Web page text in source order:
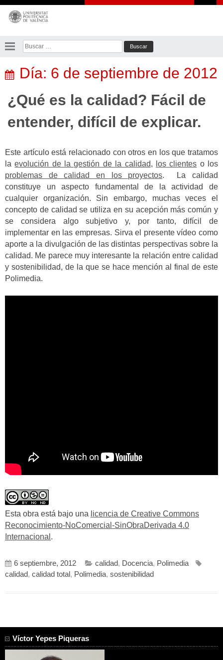
Saltar
contenido
Buscar:
Día: 6 de septiembre de 2012
¿Qué es la calidad? Fácil de
entender, difícil de explicar.
Este artículo está relacionado con otros en los que tratamos
laevolución de la gestión de la calidad, los clientes o los
problemas de calidad en los proyectos. La calidad
constituye un aspecto fundamental de la actividad de
cualquier organización. Sin embargo, muchas veces el
concepto de calidad se utiliza en su acepción más común y
se considera algo subjetivo y, por tanto, difícil de
implementar en las empresas. Sirva el presente vídeo como
aporte a la divulgación de las distintas perspectivas sobre la
calidad. Me parece muy interesante la relación entre calidad
y sostenibilidad, de la que se hace mención al final de este
Polimedia.
Esta obra está bajo una licencia de Creative Commons
Reconocimiento-NoComercial-SinObraDerivada 4.0
Internacional .
6 septiembre, 2012 calidad, Docencia, Polimedia
calidad, calidad total , Polimedia, sostenibilidad
Víctor Yepes Piqueras